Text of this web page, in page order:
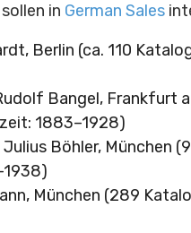
in German Sales
Berlin (ca. 110
Bangel, Frankfurt
1883–1928)
Böhler, München
München (289